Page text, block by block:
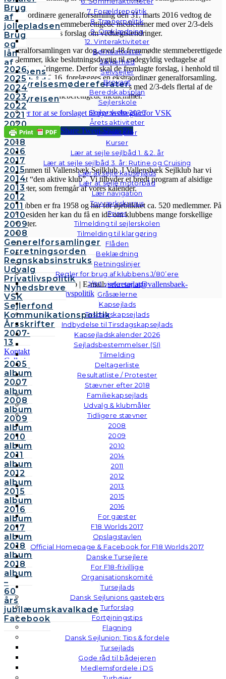
7. Forældrepolitik
8. Trænerpolitik
9. Omklædning
12. Vinteraktiviteter
Børneattester
Sikkerhed
Selvsejler
Brovagt
Beredskabsplan
Sejlerskole
Sejlerskole 2026
Årets aktiviteter
Instruktører
Kurser
Lær at sejle sejlbåd 1. & 2. år
Lær at sejle sejlbåd 3. år: Rutine og Cruising
Lær at sejle kapsejlads
Lær at sejle motorbåd
Lær navigation
Tovværkskursus
Priser
Tilmelding til sejlerskolen
Tilmelding til klargøring
Flåden
Beklædning
Retningslinjer
Regler for brug af klubbens J/80’ere
J/80 vintersejlads
Gråsælerne
Kapsejlads
Tirsdagskapsejlads
Indbydelse til Tirsdagskapsejlads
Kapsejladskalender 2026
Sejladsbestemmelser (SI)
Tilmelding
Deltagerliste
Resultatliste / Protester
Stævner efter 2018
Familiekapsejlads
Udvalg & klubmåler
Tidligere stævner
2008
2009
2010
2014
2011
2012
2013
2015
2016
For gæster
F18 Worlds 2017
Opslagstavlen
Official Homepage & Facebook for F18 Worlds 2017
Danske Tursejlere
For F18-frivillige
Organisationskomité
Tursejlads
Dansk Sejlunions gastebørs
Turforslag
Fortøjningstips
Flagning
Dansk Sejlunion: Tips & fordele
Tursejlads
Gode råd til bådejeren
Medlemsfordele i DS
Brug
af
jollepladsen
Brug
og
lån
af
klubbens
følgebåde
Vedtægter
Bestyrelsen
Bestyrelsesmødereferater
2026
2025
2024
2023
2022
2021
2020
2019
2018
2016
2017
2015
2014
2013
2012
2011
2010
2009
2008
Generelforsamlinger
Forretningsorden
Regnskabsinstruks
Udvalg
Privatlivspolitik
Nyhedsbreve
VSK
Sejlerfond
Kommunikationspolitik
Årsskrifter
2007-
13
Kontakt
Galleri
Andre
fotos
2005
album
2007
album
2008
album
2009
album
2010
album
2011
album
2012
album
2015
album
2016
album
2017
album
2018
album
2018
album
–
60
års
jubilæumskavalkade
Facebook
På den ordinære generalforsamling den 31. marts 2016 vedtog de
tilstedeværende stemmeberettigede medlemmer med over 2/3-dels
flertal bestyrelsens forslag om vedtægtsændringer.
Generalforsamlingen var dog, med 48 fremmødte stemmeberettigede
medlemmer, ikke beslutningsdygtig til endegyldig vedtagelse af
vedtægtsændringerne. Derfor skal de fremlagte forslag, i henhold til
vedtægternes § 16, forelægges en ekstraordinær generalforsamling.
Her kan forslagene endegyldig vedtages med 2/3-dels flertal af de
fremmødte, stemmeberettigede medlemmer.
Klik her for at se forslaget til nye vedtægter for VSK
Share Tweet Share Pin
VSK
Velkommen til Vallensbæk Sejlklub. I Vallensbæk Sejlklub har vi
mottoet “den aktive klub”. Vi tilbyder et bredt program af alsidige
aktiviteter, som fremgår af vores kalender.
Sejlklubben er fra 1958 og har for øjeblikket ca. 520 medlemmer. På
hjemmesiden her kan du få en idé om klubbens mange forskellige
aktiviteter.
© Vallensbæk Sejlklub | E-mail:sekretariat@vallensbaek-
sejlklub.dk|Privatlivspolitik